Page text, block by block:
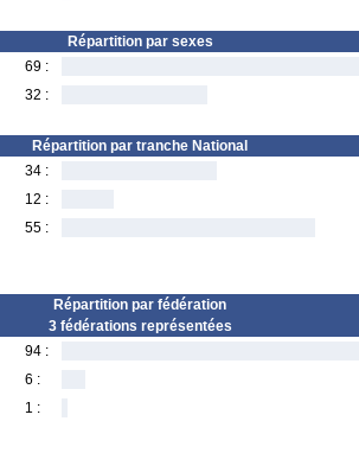
Répartition par sexes
69 :
32 :
Répartition par tranche National
34 :
12 :
55 :
Répartition par fédération
3 fédérations représentées
94 :
6 :
1 :